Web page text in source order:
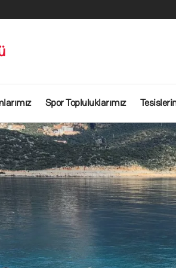
Spor Topluluklarımız
ve spor etkinliklerinin planlı ve
bireyler olmalarına, spor
oldukları sportif etkinlikler vasıtası